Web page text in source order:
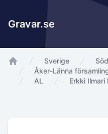
Gravar.se
app.Start
Sverige
Åker-Länna
AL
Erkki Ilmari